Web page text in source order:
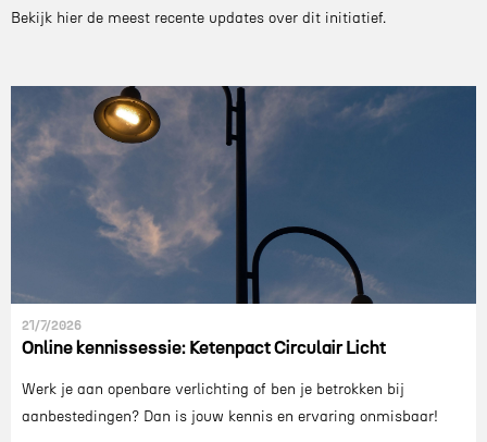
Bekijk hier de meest recente updates over dit initiatief.
21/7/2026
Online kennissessie: Ketenpact Circulair Licht
Werk je aan openbare verlichting of ben je betrokken bij
aanbestedingen? Dan is jouw kennis en ervaring onmisbaar!